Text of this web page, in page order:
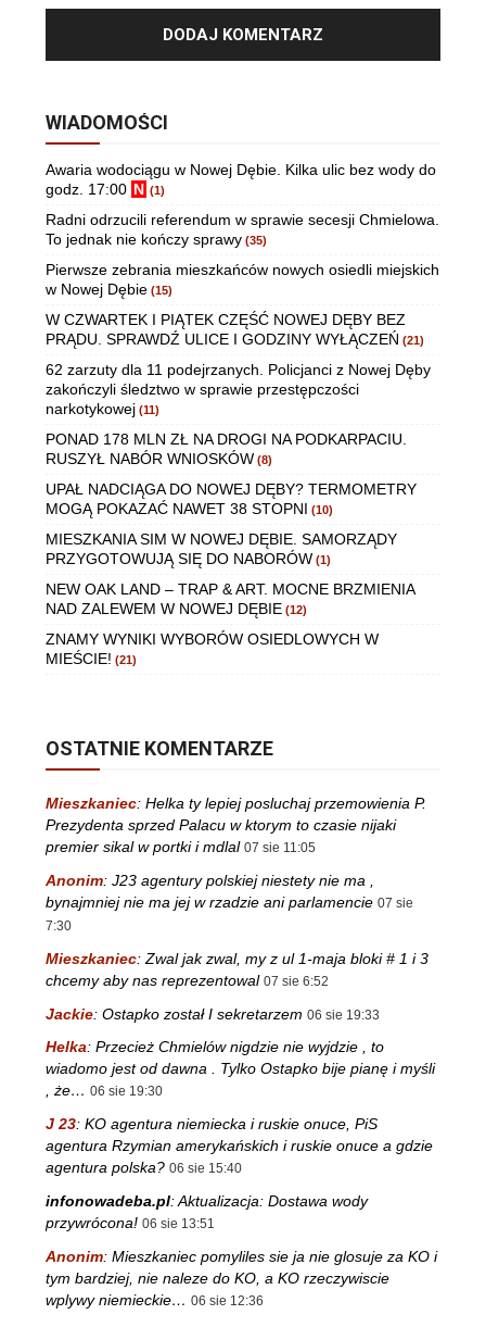
WIADOMOŚCI
Awaria wodociągu w Nowej Dębie. Kilka ulic bez wody do
godz. 17:00 N (1)
Radni odrzucili referendum w sprawie secesji Chmielowa.
To jednak nie kończy sprawy (35)
Pierwsze zebrania mieszkańców nowych osiedli miejskich
w Nowej Dębie (15)
W CZWARTEK I PIĄTEK CZĘŚĆ NOWEJ DĘBY BEZ
PRĄDU. SPRAWDŹ ULICE I GODZINY WYŁĄCZEŃ (21)
62 zarzuty dla 11 podejrzanych. Policjanci z Nowej Dęby
zakończyli śledztwo w sprawie przestępczości
narkotykowej (11)
PONAD 178 MLN ZŁ NA DROGI NA PODKARPACIU.
RUSZYŁ NABÓR WNIOSKÓW (8)
UPAŁ NADCIĄGA DO NOWEJ DĘBY? TERMOMETRY
MOGĄ POKAZAĆ NAWET 38 STOPNI (10)
MIESZKANIA SIM W NOWEJ DĘBIE. SAMORZĄDY
PRZYGOTOWUJĄ SIĘ DO NABORÓW (1)
NEW OAK LAND – TRAP & ART. MOCNE BRZMIENIA
NAD ZALEWEM W NOWEJ DĘBIE (12)
ZNAMY WYNIKI WYBORÓW OSIEDLOWYCH W
MIEŚCIE! (21)
OSTATNIE KOMENTARZE
Mieszkaniec: Helka ty lepiej posluchaj przemowienia P.
Prezydenta sprzed Palacu w ktorym to czasie nijaki
premier sikal w portki i mdlal 07 sie 11:05
Anonim: J23 agentury polskiej niestety nie ma ,
bynajmniej nie ma jej w rzadzie ani parlamencie 07 sie
7:30
Mieszkaniec: Zwal jak zwal, my z ul 1-maja bloki # 1 i 3
chcemy aby nas reprezentowal 07 sie 6:52
Jackie: Ostapko został I sekretarzem 06 sie 19:33
Helka: Przecież Chmielów nigdzie nie wyjdzie , to
wiadomo jest od dawna . Tylko Ostapko bije pianę i myśli
, że… 06 sie 19:30
J 23: KO agentura niemiecka i ruskie onuce, PiS
agentura Rzymian amerykańskich i ruskie onuce a gdzie
agentura polska? 06 sie 15:40
infonowadeba.pl:Aktualizacja: Dostawa wody
przywrócona! 06 sie 13:51
Anonim: Mieszkaniec pomyliles sie ja nie glosuje za KO i
tym bardziej, nie naleze do KO, a KO rzeczywiscie
wplywy niemieckie… 06 sie 12:36